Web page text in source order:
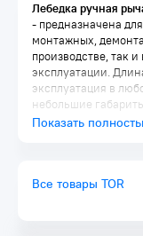
Лебедка ручная
- предназначена
монтажных,
производстве, так
эксплуатации.
эксплуатация в
небольшие
Все товары TOR